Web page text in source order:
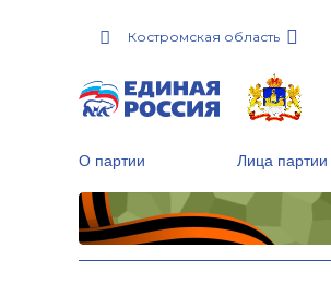
Костромская область
О партии Лица партии